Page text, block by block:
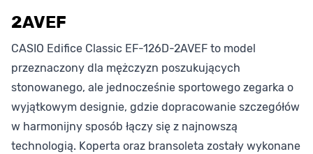
2AVEF
CASIO Edifice Classic EF-126D-2AVEF to model
przeznaczony dla mężczyzn poszukujących
stonowanego, ale jednocześnie sportowego zegarka o
wyjątkowym designie, gdzie dopracowanie szczegółów
w harmonijny sposób łączy się z najnowszą
technologią. Koperta oraz bransoleta zostały wykonane